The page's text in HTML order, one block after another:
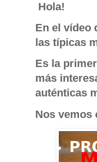
Hola!
En el vídeo
las típicas
Es la
más
auténticas
Nos vemos